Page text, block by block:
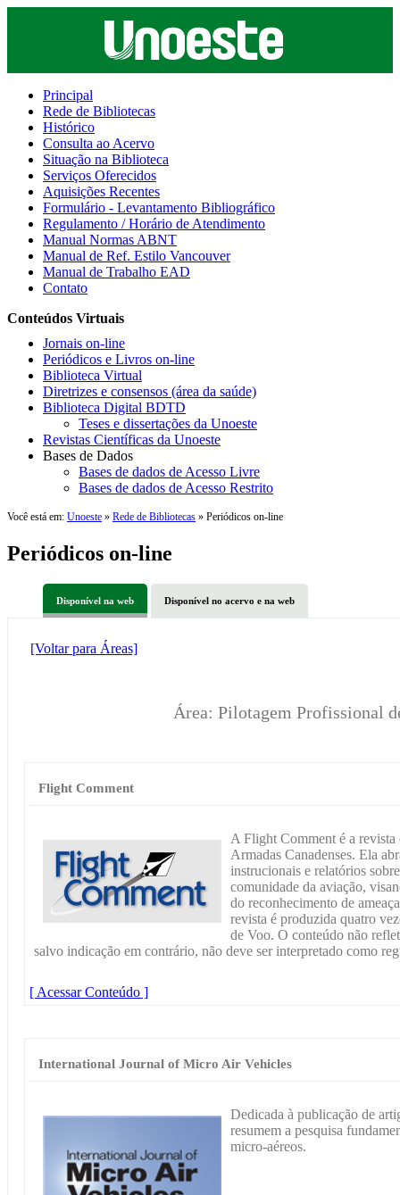
Principal
Rede de Bibliotecas
Histórico
Consulta ao Acervo
Situação na Biblioteca
Serviços Oferecidos
Aquisições Recentes
Formulário - Levantamento Bibliográfico
Regulamento / Horário de Atendimento
Manual Normas ABNT
Manual de Ref. Estilo Vancouver
Manual de Trabalho EAD
Contato
Conteúdos Virtuais
Jornais on-line
Periódicos e Livros on-line
Biblioteca Virtual
Diretrizes e consensos (área da saúde)
Biblioteca Digital BDTD
Teses e dissertações da Unoeste
Revistas Científicas da Unoeste
Bases de Dados
Bases de dados de Acesso Livre
Bases de dados de Acesso Restrito
Você está em: Unoeste » Rede de Bibliotecas » Periódicos on-line
Periódicos on-line
Disponível na web Disponível no acervo e na web
[Voltar para Áreas]
Área: Pilotagem Profissional
Flight Comment
A Flight Comment é a revista
Armadas Canadenses. Ela
instrucionais e relatórios
comunidade da aviação,
do reconhecimento de
revista é produzida quatro
de Voo. O conteúdo não
salvo indicação em contrário, não deve ser interpretado como
[ Acessar Conteúdo ]
International Journal of Micro Air Vehicles
Dedicada à publicação de
resumem a pesquisa
micro-aéreos.